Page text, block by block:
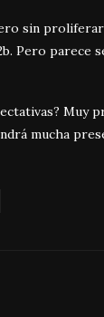
sin
Pero parece
mucha